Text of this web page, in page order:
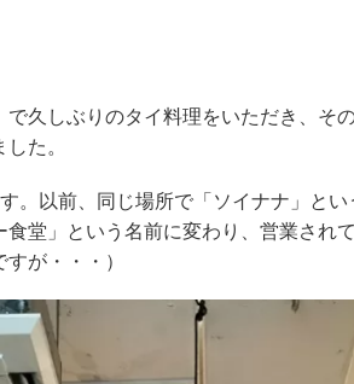
久しぶりのタイ料理をいただき、そ
た。
。以前、同じ場所で「ソイナナ」とい
堂」という名前に変わり、営業され
が・・・）